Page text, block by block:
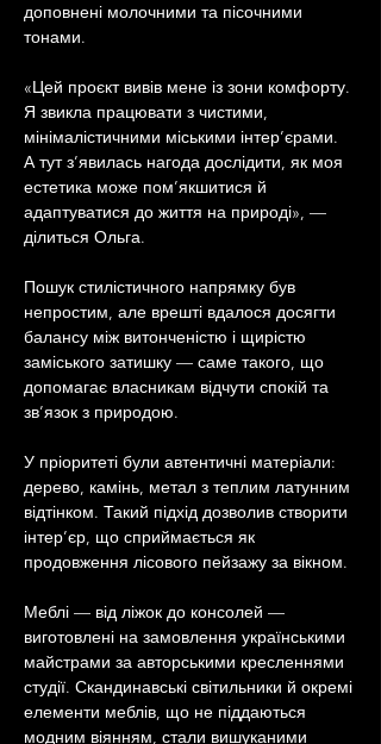
доповнені молочними та пісочними
тонами.
«Цей проєкт вивів мене із зони комфорту.
Я звикла працювати з чистими,
мінімалістичними міськими інтер’єрами.
А тут з’явилась нагода дослідити, як моя
естетика може пом’якшитися й
адаптуватися до життя на природі», —
ділиться Ольга.
Пошук стилістичного напрямку був
непростим, але врешті вдалося досягти
балансу між витонченістю і щирістю
заміського затишку — саме такого, що
допомагає власникам відчути спокій та
зв’язок з природою.
У пріоритеті були автентичні матеріали:
дерево, камінь, метал з теплим латунним
відтінком. Такий підхід дозволив створити
інтер’єр, що сприймається як
продовження лісового пейзажу за вікном.
Меблі — від ліжок до консолей —
виготовлені на замовлення українськими
майстрами за авторськими кресленнями
студії. Скандинавські світильники й окремі
елементи меблів, що не піддаються
модним віянням, стали вишуканими